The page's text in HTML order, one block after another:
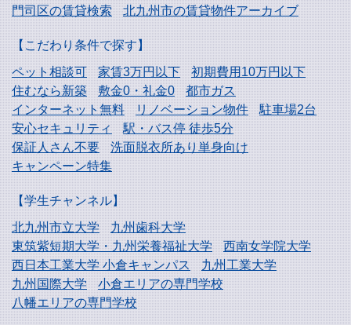
門司区の賃貸検索
北九州市の賃貸物件アーカイブ
【こだわり条件で探す】
ペット相談可
家賃3万円以下
初期費用10万円以下
住むなら新築
敷金0・礼金0
都市ガス
インターネット無料
リノベーション物件
駐車場2台
安心セキュリティ
駅・バス停 徒歩5分
保証人さん不要
洗面脱衣所あり単身向け
キャンペーン特集
【学生チャンネル】
北九州市立大学
九州歯科大学
東筑紫短期大学・九州栄養福祉大学
西南女学院大学
西日本工業大学小倉キャンパス
九州工業大学
九州国際大学
小倉エリアの専門学校
八幡エリアの専門学校